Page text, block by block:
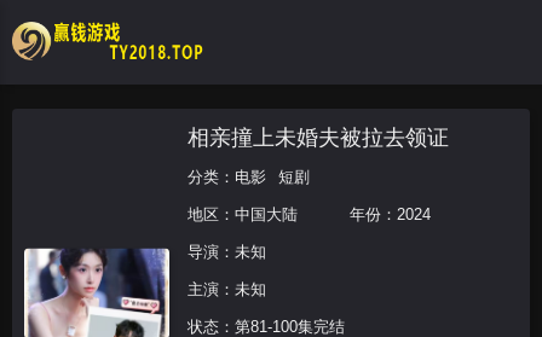
相亲撞上未婚夫被拉去领证
分类： 电影 短剧
地区： 中国大陆 年份： 2024
导演：未知
主演：未知
状态：第81-100集完结